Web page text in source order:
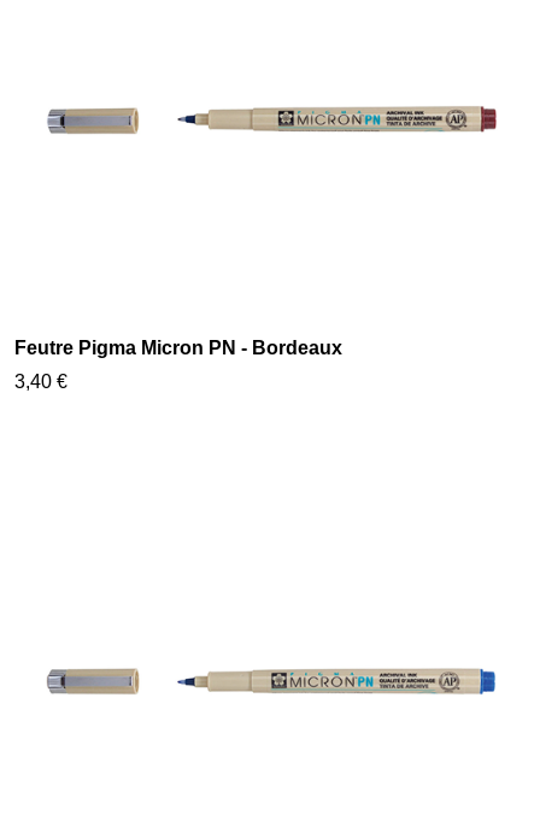
Feutre Pigma Micron PN - Bordeaux
3,40 €